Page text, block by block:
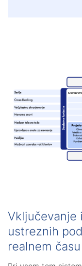
Vključevanje
ustreznih
realnem času